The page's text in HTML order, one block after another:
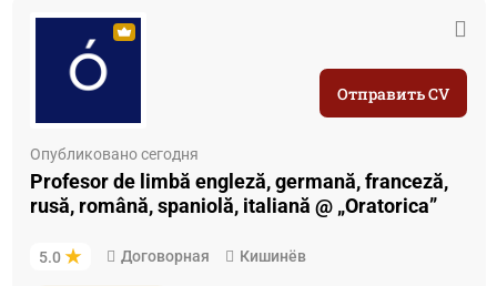
Опубликовано сегодня
Profesor de limbă engleză, germană, franceză,
rusă, română, spaniolă, italiană @ „Oratorica”
5.0 Договорная Кишинёв
Отправить CV